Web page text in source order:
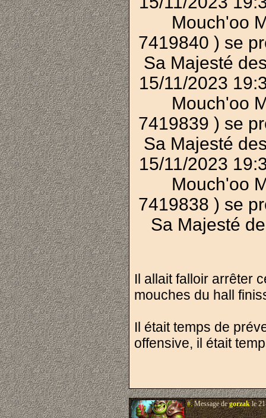
Mouch'oo
7419840 ) se
Sa Majesté
15/11/2023
Mouch'oo
7419839 ) se
Sa Majesté
15/11/2023
Mouch'oo
7419838 ) se
Sa Majesté
Il allait falloir arrêter
mouches du hall
Il était temps de
offensive, il était
#.Message degorzakle